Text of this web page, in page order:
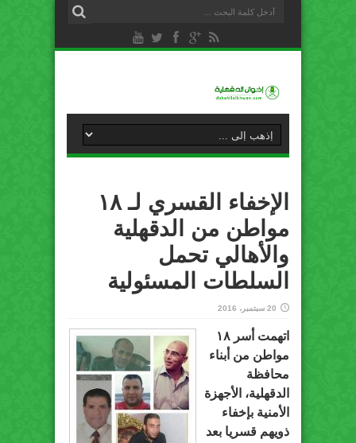
الإخفاء القسري لـ ١٨
مواطن من الدقهلية
والأهالي تحمل
السلطات المسئولية
20 سبتمبر، 2016
اتهمت أسر ١٨
مواطن من أبناء
محافظة
الدقهلية، الأجهزة
الأمنية بإخفاء
ذويهم قسريا بعد